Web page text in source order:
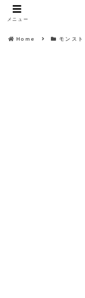
Home モンスト
メニュー